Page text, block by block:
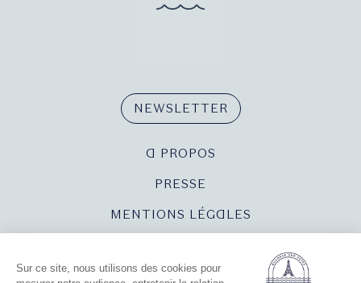
NEWSLETTER
A PROPOS
PRESSE
MENTIONS LÉGALES
POLITIQUE DE GESTION DES COOKIES